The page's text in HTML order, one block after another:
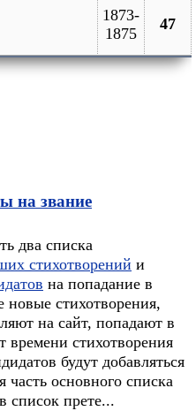
1873-
1875
47
на звание
два списка
стихотворений и
на попадание в
новые стихотворения,
на сайт, попадают в
времени стихотворения
будут добавляться
основного списка
список прете...